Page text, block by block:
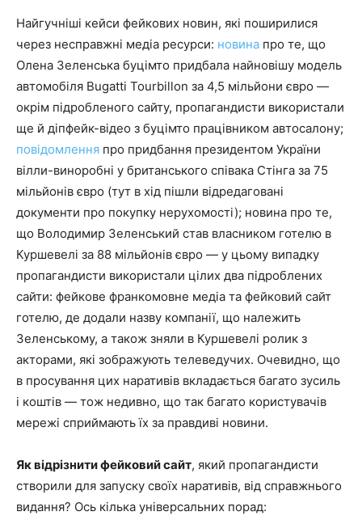
Найгучніші кейси фейкових новин, які поширилися
через несправжні медіа ресурси: новина про те, що
Олена Зеленська буцімто придбала найновішу модель
автомобіля Bugatti Tourbillon за 4,5 мільйони євро —
окрім підробленого сайту, пропагандисти використали
ще й діпфейк-відео з буцімто працівником автосалону;
повідомлення про придбання президентом України
вілли-виноробні у британського співака Стінга за 75
мільйонів євро (тут в хід пішли відредаговані
документи про покупку нерухомості); новина про те,
що Володимир Зеленський став власником готелю в
Куршевелі за 88 мільйонів євро — у цьому випадку
пропагандисти використали цілих два підроблених
сайти: фейкове франкомовне медіа та фейковий сайт
готелю, де додали назву компанії, що належить
Зеленському, а також зняли в Куршевелі ролик з
акторами, які зображують телеведучих. Очевидно, що
в просування цих наративів вкладається багато зусиль
і коштів — тож недивно, що так багато користувачів
мережі сприймають їх за правдиві новини.
Як відрізнити фейковий сайт, який пропагандисти
створили для запуску своїх наративів, від справжнього
видання? Ось кілька універсальних порад: